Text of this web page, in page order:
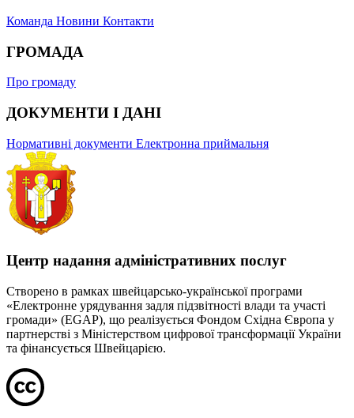
Команда Новини Контакти
ГРОМАДА
Про громаду
ДОКУМЕНТИ І ДАНІ
Нормативні документи Електронна приймальня
Центр надання адміністративних послуг
Створено в рамках швейцарсько-української програми
«Електронне урядування задля підзвітності влади та участі
громади» (EGAP), що реалізується Фондом Східна Європа у
партнерстві з Міністерством цифрової трансформації України
та фінансується Швейцарією.